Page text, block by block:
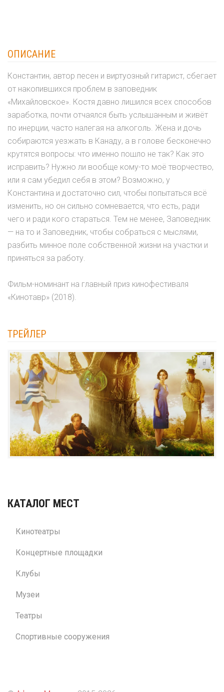
ОПИСАНИЕ
Константин, автор песен и виртуозный гитарист, сбегает
от накопившихся проблем в заповедник
«Михайловское». Костя давно лишился всех способов
заработка, почти отчаялся быть услышанным и живёт
по инерции, часто налегая на алкоголь. Жена и дочь
собираются уезжать в Канаду, а в голове бесконечно
крутятся вопросы: что именно пошло не так? Как это
исправить? Нужно ли вообще кому-то моё творчество,
или я сам убедил себя в этом? Возможно, у
Константина и достаточно сил, чтобы попытаться всё
изменить, но он сильно сомневается, что есть, ради
чего и ради кого стараться. Тем не менее, Заповедник
— на то и Заповедник, чтобы собраться с мыслями,
разбить минное поле собственной жизни на участки и
приняться за работу.
Фильм-номинант на главный приз кинофестиваля
«Кинотавр» (2018).
ТРЕЙЛЕР
КАТАЛОГ МЕСТ
Кинотеатры
Концертные площадки
Клубы
Музеи
Театры
Спортивные сооружения